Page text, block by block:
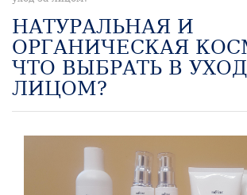
НАТУРАЛЬНАЯ И
ОРГАНИЧЕСКАЯ
ЧТО ВЫБРАТЬ В
ЛИЦОМ?